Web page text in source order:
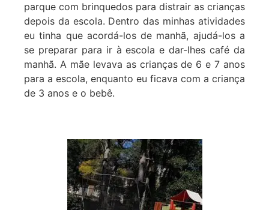
parque com brinquedos para distrair as crianças
depois da escola. Dentro das minhas atividades
eu tinha que acordá-los de manhã, ajudá-los a
se preparar para ir à escola e dar-lhes café da
manhã. A mãe levava as crianças de 6 e 7 anos
para a escola, enquanto eu ficava com a criança
de 3 anos e o bebê.